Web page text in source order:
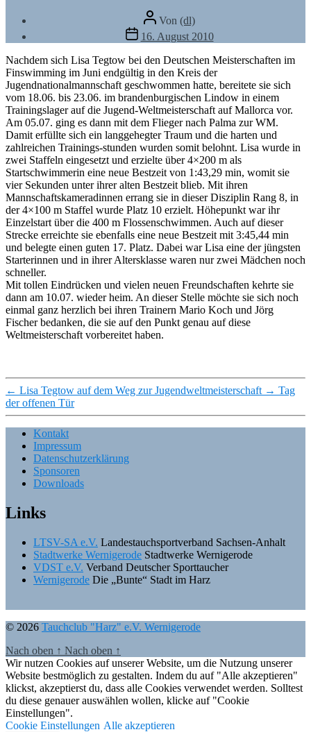
Beitragsautor
Von (dl)
Veröffentlichungsdatum
16. August 2010
Nachdem sich Lisa Tegtow bei den Deutschen Meisterschaften im
Finswimming im Juni endgültig in den Kreis der
Jugendnationalmannschaft geschwommen hatte, bereitete sie sich
vom 18.06. bis 23.06. im brandenburgischen Lindow in einem
Trainingslager auf die Jugend-Weltmeisterschaft auf Mallorca vor.
Am 05.07. ging es dann mit dem Flieger nach Palma zur WM.
Damit erfüllte sich ein langgehegter Traum und die harten und
zahlreichen Trainings-stunden wurden somit belohnt. Lisa wurde in
zwei Staffeln eingesetzt und erzielte über 4×200 m als
Startschwimmerin eine neue Bestzeit von 1:43,29 min, womit sie
vier Sekunden unter ihrer alten Bestzeit blieb. Mit ihren
Mannschaftskameradinnen errang sie in dieser Disziplin Rang 8, in
der 4×100 m Staffel wurde Platz 10 erzielt. Höhepunkt war ihr
Einzelstart über die 400 m Flossenschwimmen. Auch auf dieser
Strecke erreichte sie ebenfalls eine neue Bestzeit mit 3:45,44 min
und belegte einen guten 17. Platz. Dabei war Lisa eine der jüngsten
Starterinnen und in ihrer Altersklasse waren nur zwei Mädchen noch
schneller.
Mit tollen Eindrücken und vielen neuen Freundschaften kehrte sie
dann am 10.07. wieder heim. An dieser Stelle möchte sie sich noch
einmal ganz herzlich bei ihren Trainern Mario Koch und Jörg
Fischer bedanken, die sie auf den Punkt genau auf diese
Weltmeisterschaft vorbereitet haben.
← Lisa Tegtow auf dem Weg zur Jugendweltmeisterschaft → Tag
der offenen Tür
Kontakt
Impressum
Datenschutzerklärung
Sponsoren
Downloads
Links
LTSV-SA e.V. Landestauchsportverband Sachsen-Anhalt
Stadtwerke Wernigerode Stadtwerke Wernigerode
VDST e.V. Verband Deutscher Sporttaucher
Wernigerode Die „Bunte“ Stadt im Harz
© 2026 Tauchclub "Harz" e.V. Wernigerode
Nach oben ↑ Nach oben ↑
Wir nutzen Cookies auf unserer Website, um die Nutzung unserer
Website bestmöglich zu gestalten. Indem du auf "Alle akzeptieren"
klickst, akzeptierst du, dass alle Cookies verwendet werden. Solltest
du diese genauer auswählen wollen, klicke auf "Cookie
Einstellungen".
Cookie Einstellungen Alle akzeptieren